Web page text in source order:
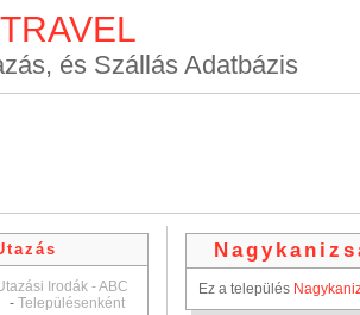
és Szállás Adatbázis
Irodák - ABC
- Településenként
Ez a település